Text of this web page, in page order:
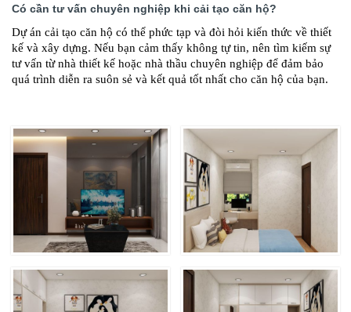
Có cần tư vấn chuyên nghiệp khi cải tạo căn hộ?
Dự án cải tạo căn hộ có thể phức tạp và đòi hỏi kiến thức về thiết
kế và xây dựng. Nếu bạn cảm thấy không tự tin, nên tìm kiếm sự
tư vấn từ nhà thiết kế hoặc nhà thầu chuyên nghiệp để đảm bảo
quá trình diễn ra suôn sẻ và kết quả tốt nhất cho căn hộ của bạn.